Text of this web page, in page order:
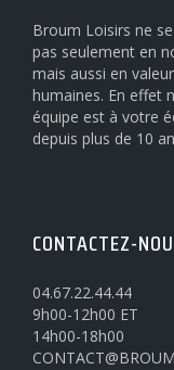
Broum Loisirs ne
pas seulement en
mais aussi en
humaines. En effet
équipe est à votre
depuis plus de 10
CONTACTEZ-
04.67.22.44.44
9h00-12h00 ET
14h00-18h00